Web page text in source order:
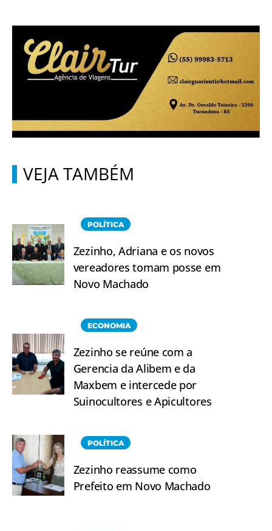
VEJA TAMBÉM
POLÍTICA
Zezinho, Adriana e os novos
vereadores tomam posse em
Novo Machado
ECONOMIA
Zezinho se reúne com a
Gerencia da Alibem e da
Maxbem e intercede por
Suinocultores e Apicultores
POLÍTICA
Zezinho reassume como
Prefeito em Novo Machado